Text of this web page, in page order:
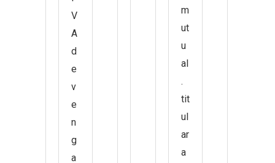
V
A
d
e
v
e
n
g
a
m
ut
u
al
.
tit
ul
ar
a